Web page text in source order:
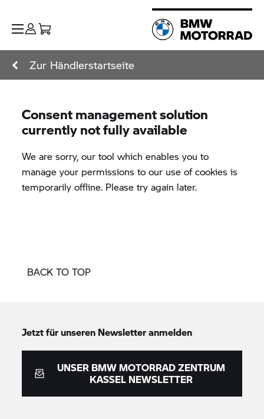
Zur Händlerstartseite
BACK TO TOP
Jetzt für unseren Newsletter anmelden
UNSER BMW MOTORRADZENTRUM
KASSEL NEWSLETTER